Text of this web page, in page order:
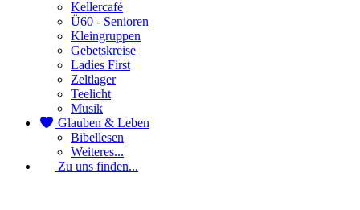
Kellercafé
Ü60 - Senioren
Kleingruppen
Gebetskreise
Ladies First
Zeltlager
Teelicht
Musik
Glauben & Leben
Bibellesen
Weiteres...
Zu uns finden...